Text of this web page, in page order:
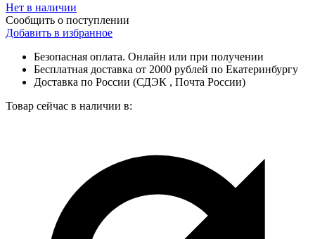
Нет в наличии
Сообщить о поступлении
Добавить в избранное
Безопасная оплата. Онлайн или при получении
Бесплатная доставка от 2000 рублей по Екатеринбургу
Доставка по России (СДЭК , Почта России)
Товар сейчас в наличии в: